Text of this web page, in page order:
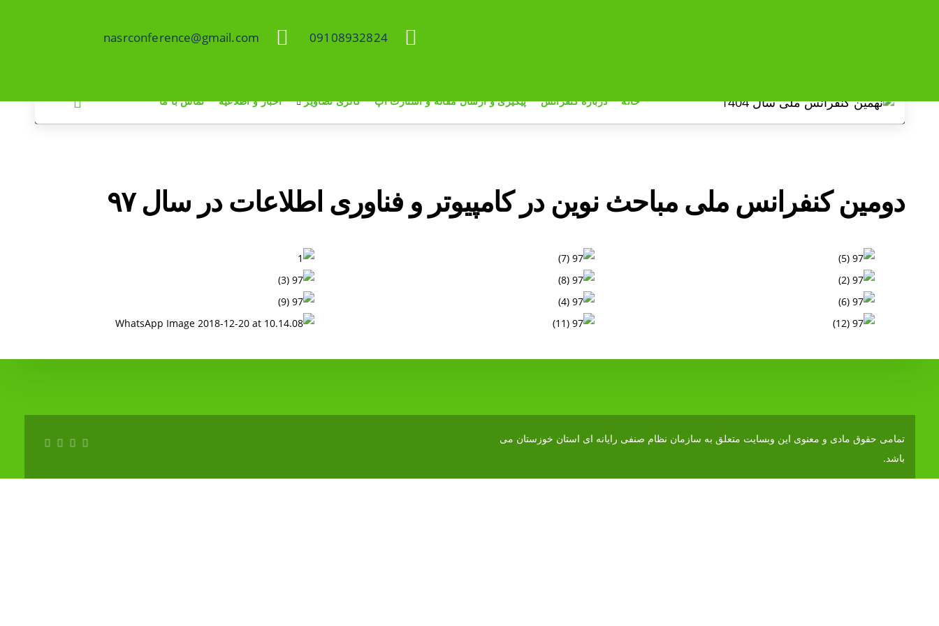
لینک
09108932824
nasrconference@gmail.com
خانه درباره کنفرانس پیگیری و ارسال مقاله و استارت آپ گالری تصاویر اخبار و اطلاعیه تماس با ما
دومین کنفرانس ملی مباحث نوین در کامپیوتر و فناوری اطلاعات در سال ۹۷
تمامی حقوق مادی و معنوی این وبسایت متعلق به سازمان نظام صنفی رایانه ای استان خوزستان می
باشد.